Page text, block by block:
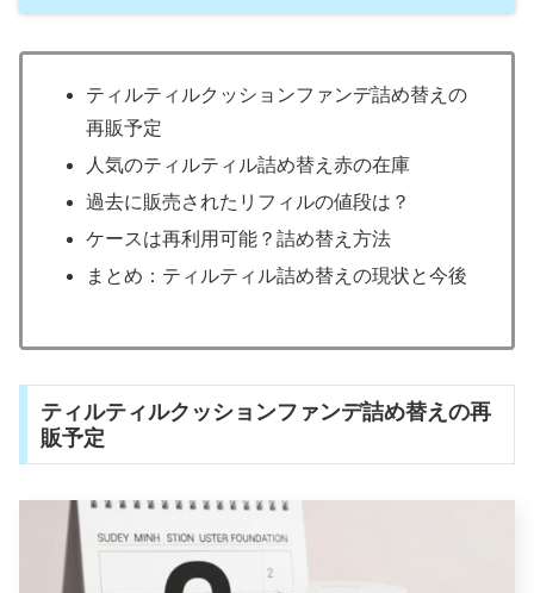
ティルティルクッションファンデ詰め替えの
再販予定
人気のティルティル詰め替え赤の在庫
過去に販売されたリフィルの値段は？
ケースは再利用可能？詰め替え方法
まとめ：ティルティル詰め替えの現状と今後
ティルティルクッションファンデ詰め替えの再
販予定